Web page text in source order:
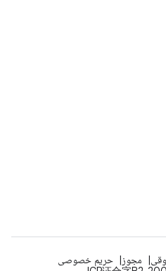
مجوز
حریم خصوصی